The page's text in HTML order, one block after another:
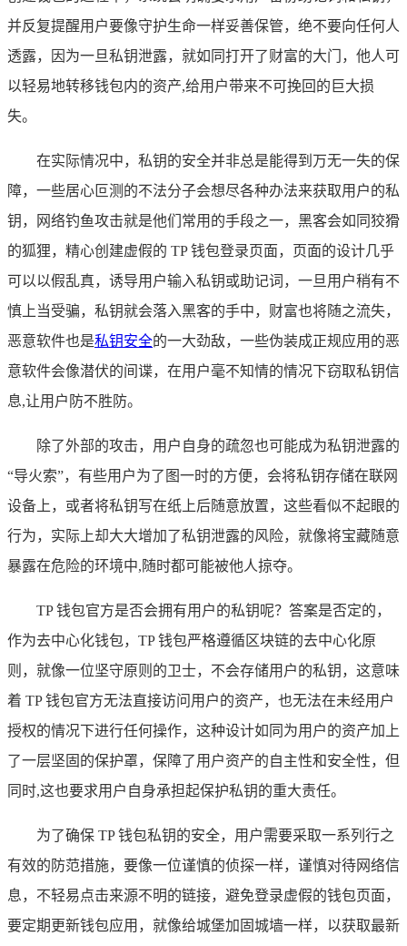
并反复提醒用户要像守护生命一样妥善保管，绝不要向任何人
透露，因为一旦私钥泄露，就如同打开了财富的大门，他人可
以轻易地转移钱包内的资产,给用户带来不可挽回的巨大损
失。
在实际情况中，私钥的安全并非总是能得到万无一失的保
障，一些居心叵测的不法分子会想尽各种办法来获取用户的私
钥，网络钓鱼攻击就是他们常用的手段之一，黑客会如同狡猾
的狐狸，精心创建虚假的 TP 钱包登录页面，页面的设计几乎
可以以假乱真，诱导用户输入私钥或助记词，一旦用户稍有不
慎上当受骗，私钥就会落入黑客的手中，财富也将随之流失，
恶意软件也是私钥安全的一大劲敌，一些伪装成正规应用的恶
意软件会像潜伏的间谍，在用户毫不知情的情况下窃取私钥信
息,让用户防不胜防。
除了外部的攻击，用户自身的疏忽也可能成为私钥泄露的
“导火索”，有些用户为了图一时的方便，会将私钥存储在联网
设备上，或者将私钥写在纸上后随意放置，这些看似不起眼的
行为，实际上却大大增加了私钥泄露的风险，就像将宝藏随意
暴露在危险的环境中,随时都可能被他人掠夺。
TP 钱包官方是否会拥有用户的私钥呢？答案是否定的，
作为去中心化钱包，TP 钱包严格遵循区块链的去中心化原
则，就像一位坚守原则的卫士，不会存储用户的私钥，这意味
着 TP 钱包官方无法直接访问用户的资产，也无法在未经用户
授权的情况下进行任何操作，这种设计如同为用户的资产加上
了一层坚固的保护罩，保障了用户资产的自主性和安全性，但
同时,这也要求用户自身承担起保护私钥的重大责任。
为了确保 TP 钱包私钥的安全，用户需要采取一系列行之
有效的防范措施，要像一位谨慎的侦探一样，谨慎对待网络信
息，不轻易点击来源不明的链接，避免登录虚假的钱包页面，
要定期更新钱包应用，就像给城堡加固城墙一样，以获取最新